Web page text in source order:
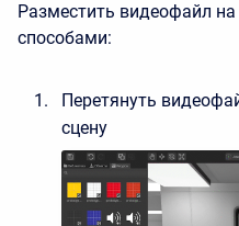
Разместить видеофайл
способами:
Перетянуть
сцену